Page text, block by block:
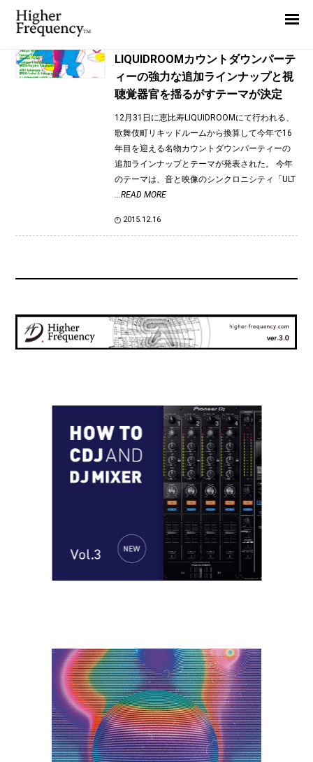
TAG: 砂原良徳
LIQUIDROOMカウントダウンパーテ
ィーの強力な追加ラインナップと視
聴覚器官を揺るがすテーマが決定
12月31日に恵比寿LIQUIDROOMにて行われる、
歌舞伎町リキッドルームから換算して今年で16
年目を迎える名物カウントダウンパーティーの
追加ラインナップとテーマが発表された。 今年
のテーマは、音と映像のシンクロニシティ「ULT
...READ MORE
2015.12.16
News
Interview
Report